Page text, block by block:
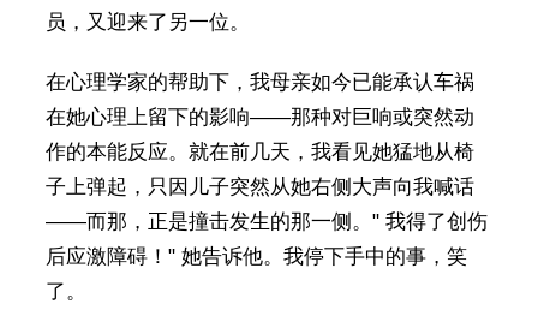
员，又迎来了另一位。
在心理学家的帮助下，我母亲如今已能承认车祸
在她心理上留下的影响——那种对巨响或突然动
作的本能反应。就在前几天，我看见她猛地从椅
子上弹起，只因儿子突然从她右侧大声向我喊话
——而那，正是撞击发生的那一侧。" 我得了创伤
后应激障碍！" 她告诉他。我停下手中的事，笑
了。